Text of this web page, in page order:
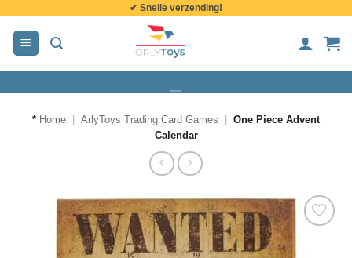
inhoud
✔ Snelle verzending!
* Home ArlyToys Trading Card Games
One Piece Advent
Calendar